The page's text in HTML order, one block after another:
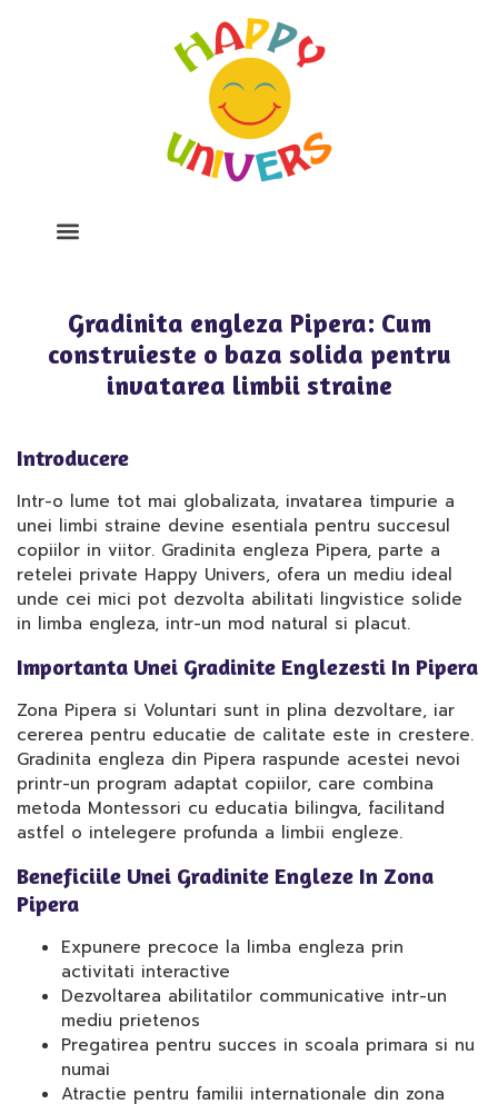
Gradinita engleza Pipera: Cum
construieste o baza solida pentru
invatarea limbii straine
Introducere
Intr-o lume tot mai globalizata, invatarea timpurie a
unei limbi straine devine esentiala pentru succesul
copiilor in viitor. Gradinita engleza Pipera, parte a
retelei private Happy Univers, ofera un mediu ideal
unde cei mici pot dezvolta abilitati lingvistice solide
in limba engleza, intr-un mod natural si placut.
Importanta Unei Gradinite Englezesti In Pipera
Zona Pipera si Voluntari sunt in plina dezvoltare, iar
cererea pentru educatie de calitate este in crestere.
Gradinita engleza din Pipera raspunde acestei nevoi
printr-un program adaptat copiilor, care combina
metoda Montessori cu educatia bilingva, facilitand
astfel o intelegere profunda a limbii engleze.
Beneficiile Unei Gradinite Engleze In Zona
Pipera
Expunere precoce la limba engleza prin
activitati interactive
Dezvoltarea abilitatilor communicative intr-un
mediu prietenos
Pregatirea pentru succes in scoala primara si nu
numai
Atractie pentru familii internationale din zona